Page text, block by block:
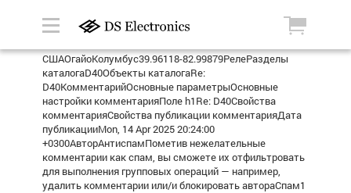
СШАОгайоКолумбус39.96118-82.99879РелеРазделы
каталогаD40Объекты каталогаRe:
D40КомментарийОсновные параметрыОсновные
настройки комментарияПоле h1Re: D40Свойства
комментарияСвойства публикации комментарияДата
публикацииMon, 14 Apr 2025 20:24:00
+0300АвторАнтиспамПометив нежелательные
комментарии как спам, вы сможете их отфильтровать
для выполнения групповых операций — например,
удалить комментарии или/и блокировать автораСпам1